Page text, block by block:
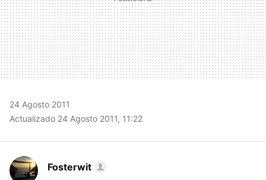
24 Agosto 2011
Actualizado 24 Agosto 2011, 11:22
Fosterwit